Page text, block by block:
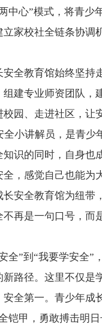
中心”模式，将青少
立家校社全链条协调
安全教育馆始终坚持
建专业师资团队，
园、走进社区，让
全小讲解员，是青少
识的同时，自身也
全，感觉自己也能为
长安全教育馆为纽
再是一句口号，而
全”到“我要学安全
路径。这里不仅是
安全第一。青少年成
铠甲，勇敢搏击明日